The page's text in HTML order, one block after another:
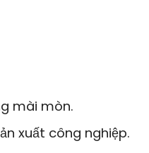
mài mòn.
xuất công nghiệp.